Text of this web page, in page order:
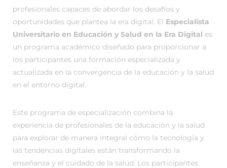
profesionales capaces de abordar los desafíos y
oportunidades que plantea la era digital. El Especialista
Universitario en Educación y Salud en la Era Digital es
un programa académico diseñado para proporcionar a
los participantes una formación especializada y
actualizada en la convergencia de la educación y la salud
en el entorno digital.
Este programa de especialización combina la
experiencia de profesionales de la educación y la salud
para explorar de manera integral cómo la tecnología y
las tendencias digitales están transformando la
enseñanza y el cuidado de la salud. Los participantes